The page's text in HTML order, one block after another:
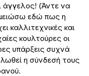
άγγελος! (Άντε να
εδώ πως η
καλλιτεχνικές και
κουλτούρες οι
υπάρξεις συχνά
η σύνδεσή τους